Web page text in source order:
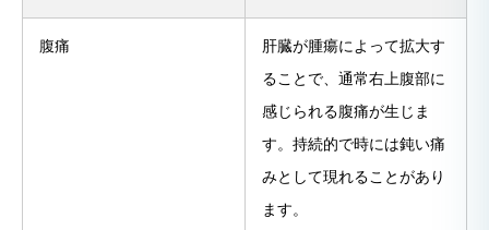
腹痛
肝臓が腫瘍によって拡大す
ることで、通常右上腹部に
感じられる腹痛が生じま
す。持続的で時には鈍い痛
みとして現れることがあり
ます。